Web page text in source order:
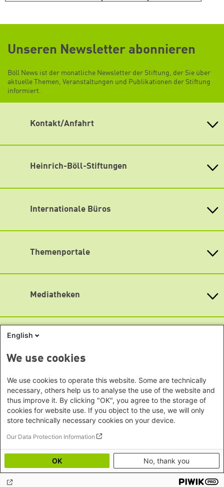
Unseren Newsletter abonnieren
Böll News ist der monatliche Newsletter der Stiftung, der Sie über
aktuelle Themen, Veranstaltungen und Publikationen der Stiftung
informiert.
Kontakt/Anfahrt
Empfang und Auskunft
info@boell.de
Montag bis Freitag
Lageplan
Heinrich-Böll-Stiftungen
Heinrich-Böll-Stiftungen in den
Baden-Württemberg
Berlin
Hamburg
Mecklenburg-Vorpommern
Niedersachsen
Rheinland-Pfalz
Sachsen
Sachsen-Anhalt
Schleswig-Holstein
Thüringen
Internationale Büros
Büro Neu-Delhi - Indien
Büro Seoul - Ostasien | Globaler
Afrika
Tansania
Büro Abuja - Nigeria
Büro Dakar - Senegal
Büro Kapstadt - Südafrika, Namibia,
Europa
Büro Sarajevo - Bosnien und
Herzegowina, Republik Nord-
Themenportale
Gunda-Werner-Institut
Archiv Grünes Gedächtnis
Studienwerk
Mediatheken
Antifeminismus begegnen
Gender Mediathek
Grüne Websites
Bündnis 90 / Die Grünen
Die Grünen im Europäischen Parlament
Green European Foundation
Social Links
LinkedIn
Facebook
YouTube
Bluesky
Mastodon
Datenschutz
Impressum
Erklärung zur Barrierefreiheit
Bildnachweise
English
We use cookies
We use cookies to operate this website. Some are technically
necessary, others help us to analyse the use of the website and
thus improve it. By clicking "OK", you agree to the storage of
cookies for website use. If you object to the use, we will only
store technically necessary cookies on your device.
Our Data Protection Information
OK No, thank you